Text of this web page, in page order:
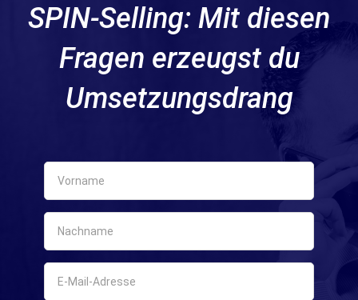
SPIN-Selling: Mit diesen
Fragen erzeugst du
Umsetzungsdrang